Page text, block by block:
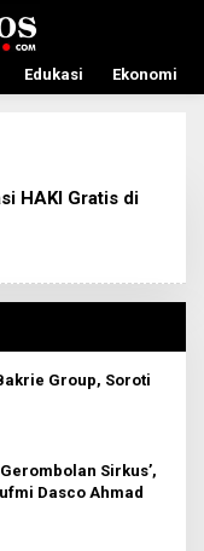
Edukasi Ekonomi
HAKI Gratis di
Group, Soroti
Sirkus’,
Dasco Ahmad